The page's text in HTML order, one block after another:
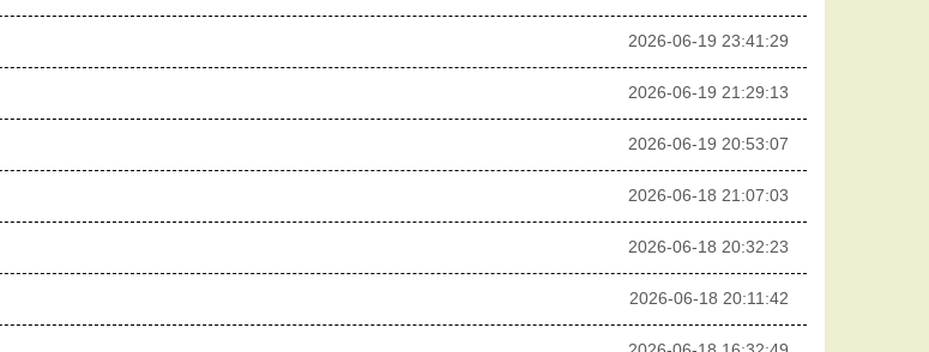
2026-06-19 23:41:29
2026-06-19 21:29:13
2026-06-19 20:53:07
2026-06-18 21:07:03
2026-06-18 20:32:23
2026-06-18 20:11:42